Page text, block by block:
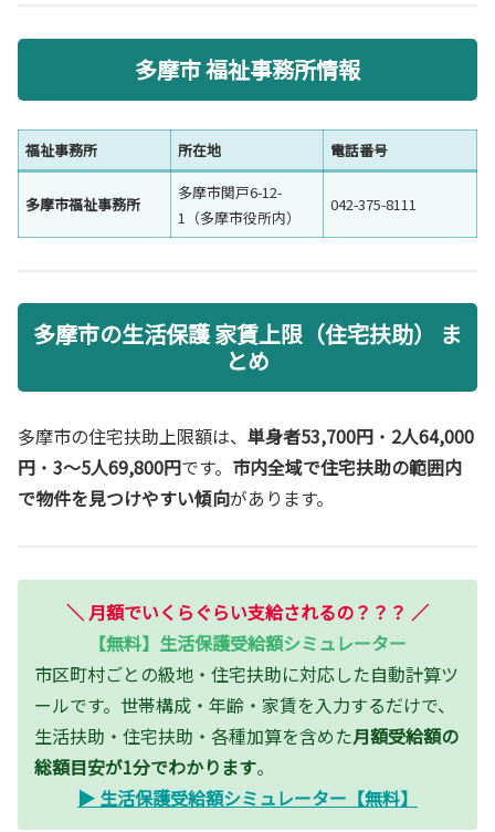
多摩市 福祉事務所情報
福祉事務所 所在地 電話番号
多摩市福祉事務所
多摩市関戸6-12-
1（多摩市役所内）
042-375-8111
多摩市の生活保護 家賃上限（住宅扶助） ま
とめ
多摩市の住宅扶助上限額は、 単身者53,700円 ・ 2人64,000
円 ・ 3〜5人69,800円です。 市内全域で住宅扶助の範囲内
で物件を見つけやすい傾向があります。
＼月額でいくらぐらい支給されるの？？？ ／
【無料】生活保護受給額シミュレーター
市区町村ごとの級地・住宅扶助に対応した自動計算ツ
ールです。世帯構成・年齢・家賃を入力するだけで、
生活扶助・住宅扶助・各種加算を含めた月額受給額の
総額目安が1分でわかります。
▶ 生活保護受給額シミュレーター【無料】